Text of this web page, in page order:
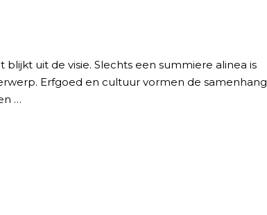
uit de visie. Slechts een summiere alinea is
Erfgoed en cultuur vormen de samenhang
…